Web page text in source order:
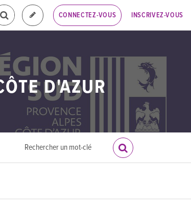
CONNECTEZ-VOUS INSCRIVEZ-VOUS
D'AZUR